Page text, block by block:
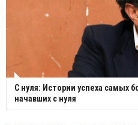
С нуля: Истории успеха самых
начавших с нуля